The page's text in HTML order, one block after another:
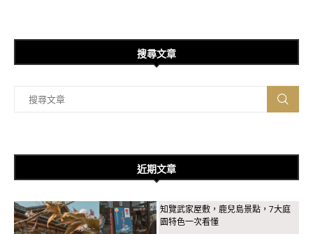
搜尋文章
近期文章
知覽武家屋敷，鹿兒島景點，7大庭
園特色一次看懂